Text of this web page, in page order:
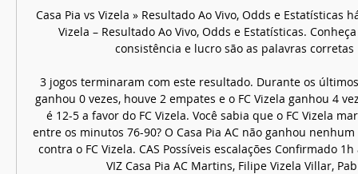
Casa Pia vs Vizela » Resultado Ao Vivo, Odds e Estatísticas
Vizela – Resultado Ao Vivo, Odds e Estatísticas.
consistência e lucro são as palavras corretas
3 jogos terminaram com este resultado. Durante os últimos
ganhou 0 vezes, houve 2 empates e o FC Vizela ganhou 4
é 12-5 a favor do FC Vizela. Você sabia que o FC Vizela
entre os minutos 76-90? O Casa Pia AC não ganhou
contra o FC Vizela. CAS Possíveis escalações Confirmado
VIZ Casa Pia AC Martins, Filipe Vizela Villar,